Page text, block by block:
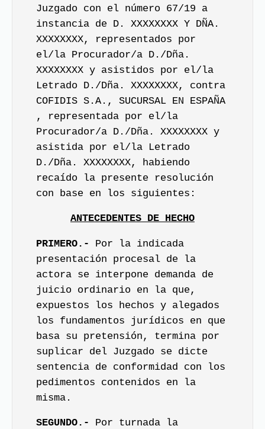
Juzgado con el número 67/19 a
instancia de D. XXXXXXXX Y DÑA.
XXXXXXXX, representados por
el/la Procurador/a D./Dña.
XXXXXXXX y asistidos por el/la
Letrado D./Dña. XXXXXXXX, contra
COFIDIS S.A., SUCURSAL EN ESPAÑA
, representada por el/la
Procurador/a D./Dña. XXXXXXXX y
asistida por el/la Letrado
D./Dña. XXXXXXXX, habiendo
recaído la presente resolución
con base en los siguientes:
ANTECEDENTES DE HECHO
PRIMERO.-
Por la indicada
presentación procesal de la
actora se interpone demanda de
juicio ordinario en la que,
expuestos los hechos y alegados
los fundamentos jurídicos en que
basa su pretensión, termina por
suplicar del Juzgado se dicte
sentencia de conformidad con los
pedimentos contenidos en la
misma.
SEGUNDO.-
Por turnada la